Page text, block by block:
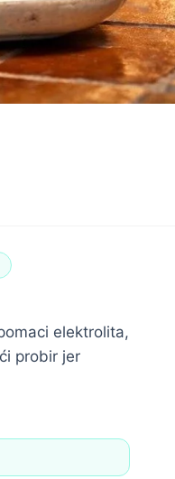
elektrolita,
probir jer